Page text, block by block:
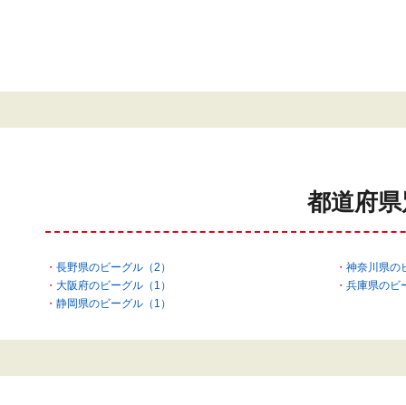
都道府
長野県のビーグル（2）
神奈川県の
大阪府のビーグル（1）
兵庫県のビ
静岡県のビーグル（1）